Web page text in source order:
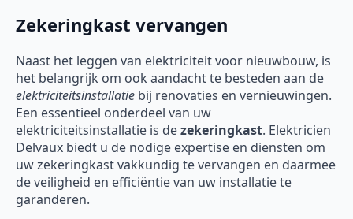
Zekeringkast vervangen
Naast het leggen van elektriciteit voor nieuwbouw, is
het belangrijk om ook aandacht te besteden aan de
elektriciteitsinstallatie bij renovaties en vernieuwingen.
Een essentieel onderdeel van uw
elektriciteitsinstallatie is dezekeringkast. Elektricien
Delvaux biedt u de nodige expertise en diensten om
uw zekeringkast vakkundig te vervangen en daarmee
de veiligheid en efficiëntie van uw installatie te
garanderen.